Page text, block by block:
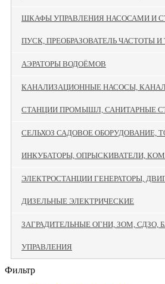
ШКАФЫ УПРАВЛЕНИЯ НАСОСАМИ И
ПУСК, ПРЕОБРАЗОВАТЕЛЬ ЧАСТОТЫ И
АЭРАТОРЫ ВОДОЁМОВ
КАНАЛИЗАЦИОННЫЕ НАСОСЫ,
СТАНЦИИ ПРОМЫШЛ, САНИТАРНЫЕ
СЕЛЬХОЗ САДОВОЕ ОБОРУДОВАНИЕ,
ИНКУБАТОРЫ, ОПРЫСКИВАТЕЛИ,
ЭЛЕКТРОСТАНЦИИ ГЕНЕРАТОРЫ,
ДИЗЕЛЬНЫЕ ЭЛЕКТРИЧЕСКИЕ
ЗАГРАДИТЕЛЬНЫЕ ОГНИ, ЗОМ, СДЗО,
УПРАВЛЕНИЯ
Фильтр